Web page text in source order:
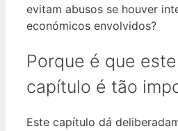
evitam abusos se houver
económicos envolvidos?
Porque é que
capítulo é tão
Este capítulo dá